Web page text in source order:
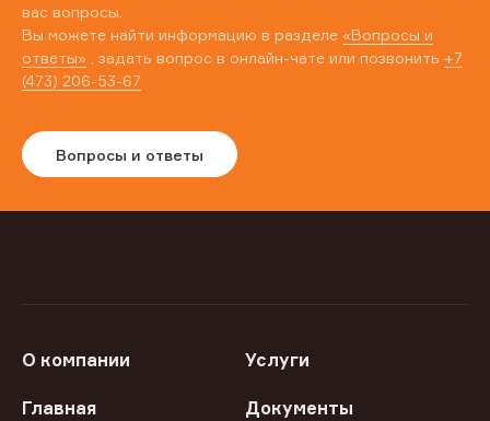
вас вопросы.
Вы можете найти информацию в разделе «Вопросы и
ответы» , задать вопрос в онлайн-чате или позвонить +7
(473) 206-53-67
Вопросы и ответы
О компании Услуги
Главная Документы